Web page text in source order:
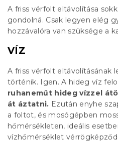
A friss vérfolt eltávolítása
gondolná. Csak legyen elég
hozzávalóra van szüksége a
VÍZ
A friss vérfolt eltávolításának
történik. Igen. A hideg víz
ruhaneműt hideg vízzel
át áztatni. Ezután enyhe
a foltot, és mosógépben
hőmérsékleten, ideális
vízhőmérséklet